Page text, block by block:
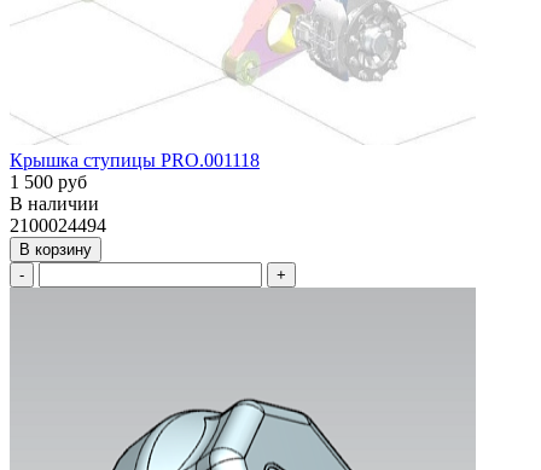
Крышка ступицы PRO.001118
1 500 руб
В наличии
2100024494
В корзину
-
+